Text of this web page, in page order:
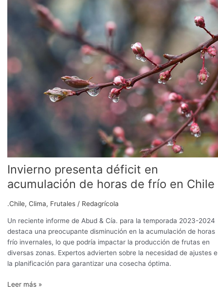
Invierno presenta déficit en
acumulación de horas de frío en Chile
.Chile, Clima, Frutales / Redagrícola
Un reciente informe de Abud & Cía. para la temporada 2023-2024
destaca una preocupante disminución en la acumulación de horas
frío invernales, lo que podría impactar la producción de frutas en
diversas zonas. Expertos advierten sobre la necesidad de ajustes
la planificación para garantizar una cosecha óptima.
en
horas
de
en
Leer más »